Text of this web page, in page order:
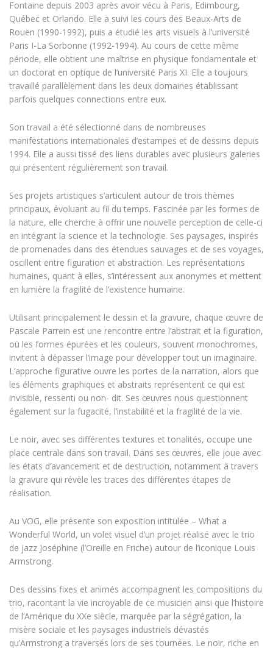
Fontaine depuis 2003 après avoir vécu à Paris, Edimbourg,
Québec et Orlando. Elle a suivi les cours des Beaux-Arts de
Rouen (1990-1992), puis a étudié les arts visuels à l’université
Paris I-La Sorbonne (1992-1994). Au cours de cette même
période, elle obtient une maîtrise en physique fondamentale et
un doctorat en optique de l’université Paris XI. Elle a toujours
travaillé parallèlement dans les deux domaines établissant
parfois quelques connections entre eux.
Son travail a été sélectionné dans de nombreuses
manifestations internationales d’estampes et de dessins depuis
1994. Elle a aussi tissé des liens durables avec plusieurs galeries
qui présentent régulièrement son travail.
Ses projets artistiques s’articulent autour de trois thèmes
principaux, évoluant au fil du temps. Fascinée par les formes de
la nature, elle cherche à offrir une nouvelle perception de celle-ci
en intégrant la science et la technologie. Ses paysages, inspirés
de promenades dans des étendues sauvages et de ses voyages,
oscillent entre figuration et abstraction. Les représentations
humaines, quant à elles, s’intéressent aux anonymes et mettent
en lumière la fragilité de l’existence humaine.
Utilisant principalement le dessin et la gravure, chaque œuvre de
Pascale Parrein est une rencontre entre l’abstrait et la figuration,
où les formes épurées et les couleurs, souvent monochromes,
invitent à dépasser l’image pour développer tout un imaginaire.
L’approche figurative ouvre les portes de la narration, alors que
les éléments graphiques et abstraits représentent ce qui est
invisible, ressenti ou non- dit. Ses œuvres nous questionnent
également sur la fugacité, l’instabilité et la fragilité de la vie.
Le noir, avec ses différentes textures et tonalités, occupe une
place centrale dans son travail. Dans ses œuvres, elle joue avec
les états d’avancement et de destruction, notamment à travers
la gravure qui révèle les traces des différentes étapes de
réalisation.
Au VOG, elle présente son exposition intitulée – What a
Wonderful World, un volet visuel d’un projet réalisé avec le trio
de jazz Joséphine (l’Oreille en Friche) autour de l’iconique Louis
Armstrong.
Des dessins fixes et animés accompagnent les compositions du
trio, racontant la vie incroyable de ce musicien ainsi que l’histoire
de l’Amérique du XXe siècle, marquée par la ségrégation, la
misère sociale et les paysages industriels dévastés
qu’Armstrong a traversés lors de ses tournées. Le noir, riche en